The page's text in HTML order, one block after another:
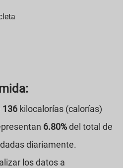
136 kilocalorías (calorías)
6.80%del total de
diariamente.
los datos a